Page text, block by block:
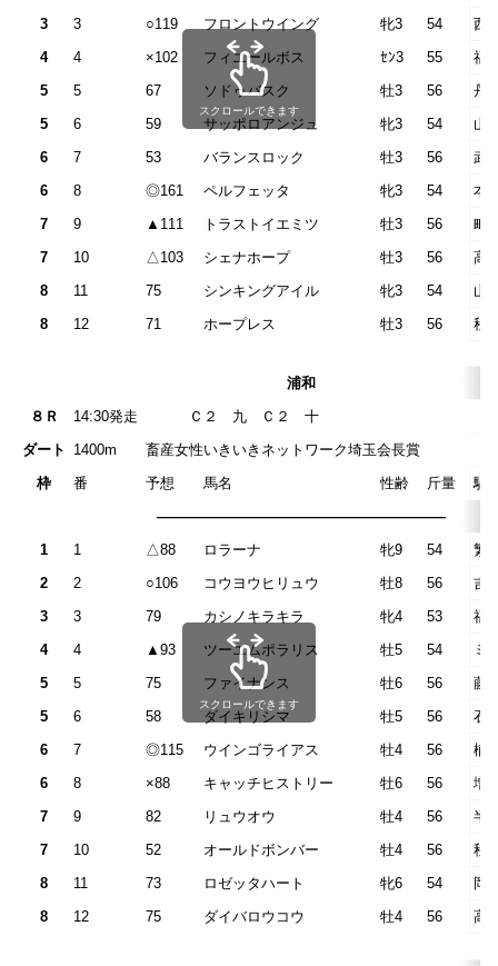
3
3 ○119 フロントウイング 牝3 54
西
4
4 ×102 フィエールボス ｾﾝ3 55
福
5
5 67 ソドゥバスク 牡3 56
丹
5
6 59 サッポロアンジュ 牝3 54
山
6
7 53 バランスロック 牡3 56
武
6
8 ◎161 ペルフェッタ 牝3 54
本
7
9 ▲111 トラストイエミツ 牡3 56
町
7
10 △103 シェナホープ 牡3 56
高
8
11 75 シンキングアイル 牝3 54
山
8
12 71 ホープレス 牡3 56 秋
スクロールできます
浦和
８Ｒ
14:30発走
Ｃ２ 九 Ｃ
ダート
1400m
畜産女性いきいきネットワーク埼玉会長賞
枠
番 予想 馬名 性齢 斤量
騎
————————————————————
1
1 △88 ロラーナ 牝9 54
繁
2
2 ○106 コウヨウヒリュウ 牡8 56
吉
3
3 79 カシノキラキラ 牝4 53
福
4
4 ▲93 ツーエムポラリス 牡5 54
ミ
5
5 75 ファイナンス 牡6 56
藤
5
6 58 ダイキリシマ 牡5 56
石
6
7 ◎115 ウインゴライアス 牡4 56
楢
6
8 ×88 キャッチヒストリー 牡6 56
増
7
9 82 リュウオウ 牡4 56
半
7
10 52 オールドボンバー 牡4 56
秋
8
11 73 ロゼッタハート 牝6 54
岡
8
12 75 ダイバロウコウ 牡4 56 高
スクロールできます